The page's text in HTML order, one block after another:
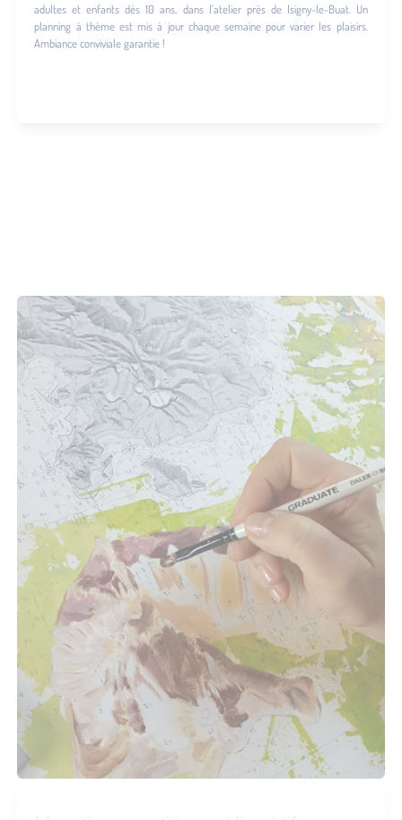
adultes et enfants dès 10 ans, dans l’atelier près de Isigny-le-Buat. Un
planning à thème est mis à jour chaque semaine pour varier les plaisirs.
Ambiance conviviale garantie !